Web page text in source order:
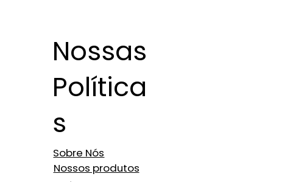
Nossas
Política
s
Nossos produtos
Sobre Nós